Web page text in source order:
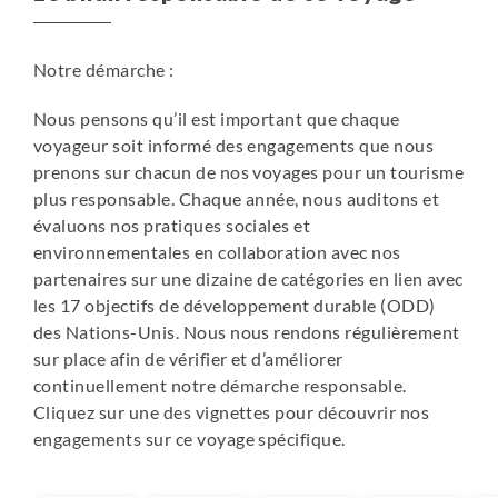
locales, des nuits chez l'habitant sont prévues dans ce
Belimbing, les tentes sont installées sur une terrasse,
avec douche au seau (eau froide) et toilettes à la turque.
Grande bâche sous laquelle il est possible de manger et
stocker le matériel. A Aoman, le couchage se fait sous
tente, dans le jardin d'une maison balinaise. Le confort y
est rudimentaire (douche au seau d'eau et toilettes
communes).
Les nuits peuvent être bruyantes, à cause des animaux
(chiens, coqs…) : munissez vous de bouchons d'oreilles
pour atténuer les bruits. En ce qui concerne les repas, les
familles ne les partagent pas forcément avec vous, mais
les plats servis sont délicieux et typiques.
Lors de ces nuits, les tentes et des matelas en mousse
sont fournis. Les tentes fournies, bien que prévues pour
Notre démarche :
Nous pensons qu’il est important que chaque
voyageur soit informé des engagements que nous
prenons sur chacun de nos voyages pour un tourisme
plus responsable. Chaque année, nous auditons et
évaluons nos pratiques sociales et
environnementales en collaboration avec nos
partenaires sur une dizaine de catégories en lien avec
les 17 objectifs de développement durable (ODD)
des Nations-Unis. Nous nous rendons régulièrement
sur place afin de vérifier et d’améliorer
continuellement notre démarche responsable.
Cliquez sur une des vignettes pour découvrir nos
engagements sur ce voyage spécifique.